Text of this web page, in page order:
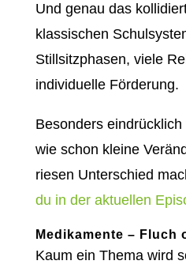
Und genau das
klassischen
Stillsitzphasen, viele
individuelle Förderung.
Besonders
wie schon kleine
riesen Unterschied
du in der aktuellen
Medikamente – Fluch
Kaum ein Thema wird